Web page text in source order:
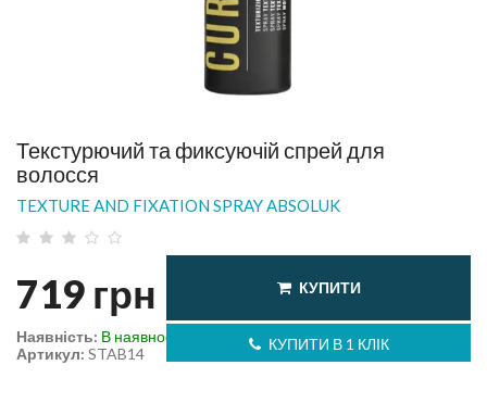
Текстурючий та фиксуючій спрей для
волосся
TEXTURE AND FIXATION SPRAY ABSOLUK
719 грн КУПИТИ
КУПИТИ В 1 КЛІК
Артикул: STAB14
Наявність: В наявності